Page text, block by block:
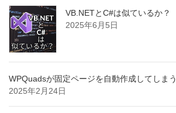
VB.NETとC#は似ているか？
2025年6月5日
WPQuadsが固定ページを自動作成してしまう
2025年2月24日